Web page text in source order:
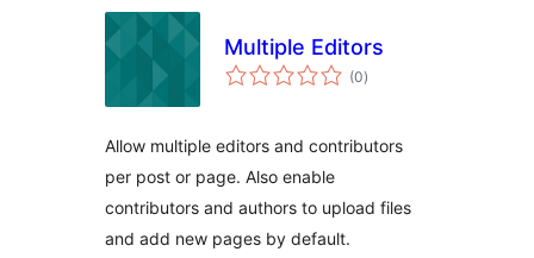
Multiple Editors
(0укупних
оцена
)
Allow multiple editors and contributors
per post or page. Also enable
contributors and authors to upload files
and add new pages by default.